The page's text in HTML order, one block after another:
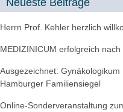
Herrn Prof. Kehler herzlich
MEDIZINICUM erfolgreich
Ausgezeichnet:
Hamburger Familiensiegel
Online-Sonderveranstaltung